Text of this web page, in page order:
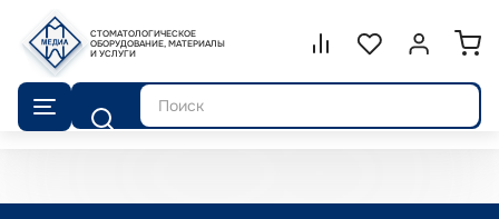
СТОМАТОЛОГИЧЕСКОЕ
ОБОРУДОВАНИЕ, МАТЕРИАЛЫ
И УСЛУГИ
Сравнение.
СписокВойти или
Поиск